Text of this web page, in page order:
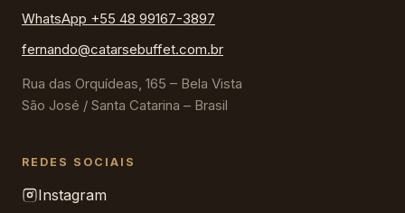
WhatsApp +55 48 99167-3897
fernando@catarsebuffet.com.br
Rua das Orquídeas, 165 – Bela Vista
São José / Santa Catarina – Brasil
REDES SOCIAIS
Instagram